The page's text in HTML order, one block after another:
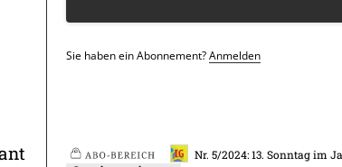
Sie haben ein Abonnement?Anmelden
Nr. 5/2024: 13. Sonntag im